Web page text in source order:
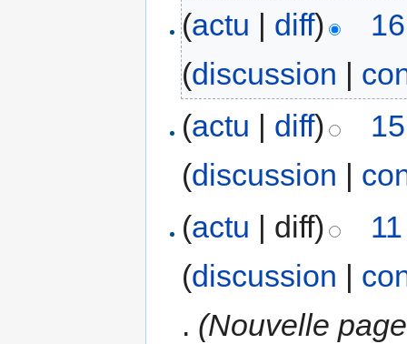
(actu | diff)
(discussion |
(actu | diff)
(discussion |
(actu | diff)
(discussion |
. (Nouvelle